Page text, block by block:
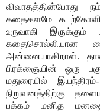
விவாதத்தின்போது
கதைகளமே
உருவாகி இருக்கும்
கதைசொல்லியான
அன்னையாகிறாள்.
பிரக்ஞையின் ஒரு
மதுரையில்
நிறுவனத்திற்கு
பக்கம் மனித